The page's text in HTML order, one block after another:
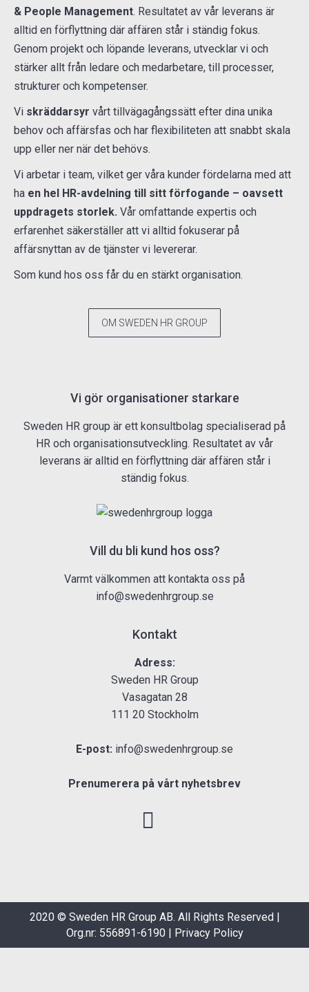
& People Management. Resultatet av vår leverans är
alltid en förflyttning där affären står i ständig fokus.
Genom projekt och löpande leverans, utvecklar vi och
stärker allt från ledare och medarbetare, till processer,
strukturer och kompetenser.
Vi skräddarsyr vårt tillvägagångssätt efter dina unika
behov och affärsfas och har flexibiliteten att snabbt skala
upp eller ner när det behövs.
Vi arbetar i team, vilket ger våra kunder fördelarna med att
ha en hel HR-avdelning till sitt förfogande – oavsett
uppdragets storlek. Vår omfattande expertis och
erfarenhet säkerställer att vi alltid fokuserar på
affärsnyttan av de tjänster vi levererar.
Som kund hos oss får du en stärkt organisation.
OM SWEDEN HR GROUP
Vi gör organisationer starkare
Sweden HR group är ett konsultbolag specialiserad på
HR och organisationsutveckling. Resultatet av vår
leverans är alltid en förflyttning där affären står i
ständig fokus.
Vill du bli kund hos oss?
Varmt välkommen att kontakta oss på
info@swedenhrgroup.se
Kontakt
Adress:
Sweden HR Group
Vasagatan 28
111 20 Stockholm
E-post: info@swedenhrgroup.se
Prenumerera på vårt nyhetsbrev
2020 © Sweden HR Group AB. All Rights Reserved |
Org.nr: 556891-6190 | Privacy Policy